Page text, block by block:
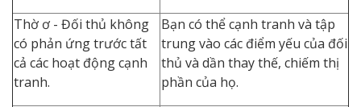
Thờ ơ - Đối thủ không
có phản ứng trước tất
cả các hoạt động cạnh
tranh.
Bạn có thể cạnh tranh và tập
trung vào các điểm yếu của đối
thủ và dần thay thế, chiếm thị
phần của họ.